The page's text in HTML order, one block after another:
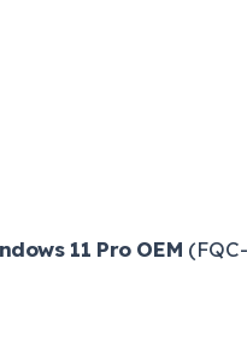
11 Pro OEM (FQC-